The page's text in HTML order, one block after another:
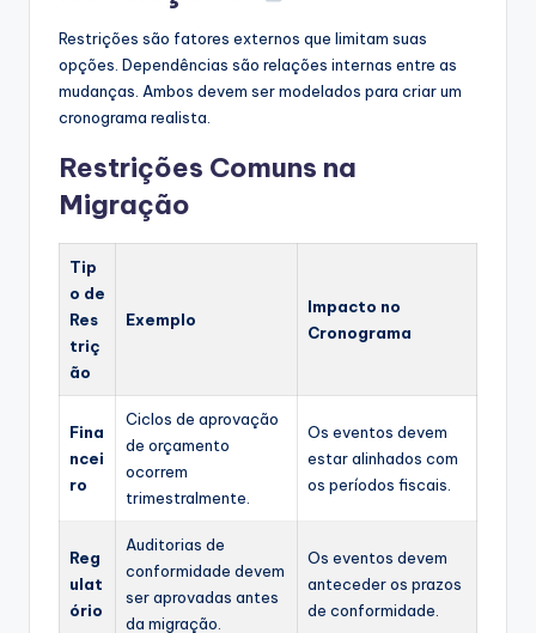
Restrições são fatores externos que limitam suas
opções. Dependências são relações internas entre as
mudanças. Ambos devem ser modelados para criar um
cronograma realista.
Restrições Comuns na
Migração
Tip
o de
Res
triç
ão
Exemplo
Impacto no
Cronograma
Fina
ncei
ro
Ciclos de aprovação
de orçamento
ocorrem
trimestralmente.
Os eventos devem
estar alinhados com
os períodos fiscais.
Reg
ulat
ório
Auditorias de
conformidade devem
ser aprovadas antes
da migração.
Os eventos devem
anteceder os prazos
de conformidade.